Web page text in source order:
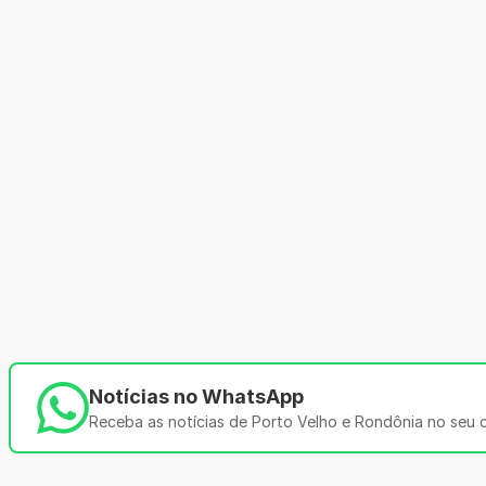
Notícias no WhatsApp
Receba as notícias de Porto Velho e Rondônia no seu